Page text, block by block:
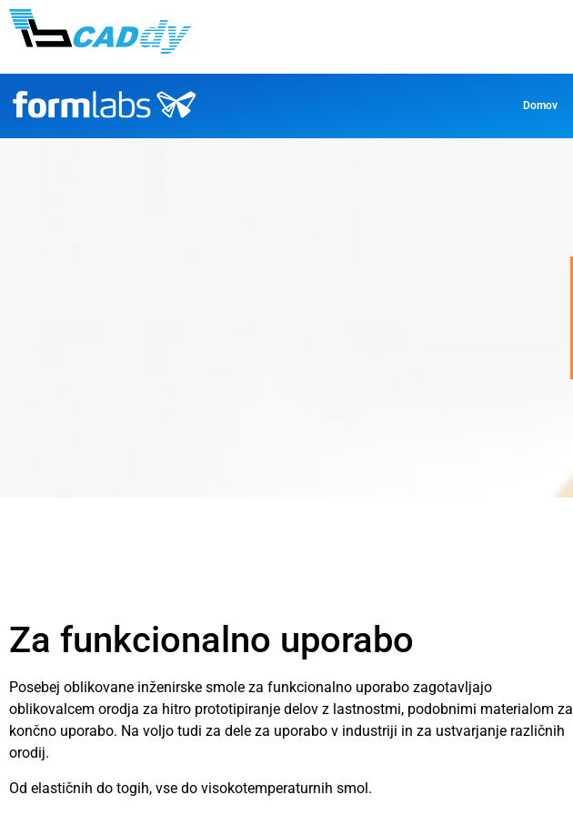
Domov
Za funkcionalno uporabo
Posebej oblikovane inženirske smole za funkcionalno uporabo zagotavljajo
oblikovalcem orodja za hitro prototipiranje delov z lastnostmi, podobnimi materialom za
končno uporabo. Na voljo tudi za dele za uporabo v industriji in za ustvarjanje različnih
orodij.
Od elastičnih do togih, vse do visokotemperaturnih smol.